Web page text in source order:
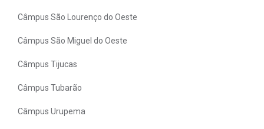
Câmpus São Lourenço do Oeste
Câmpus São Miguel do Oeste
Câmpus Tijucas
Câmpus Tubarão
Câmpus Urupema